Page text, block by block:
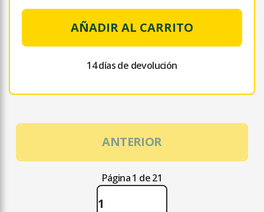
AÑADIR AL CARRITO
14 días de devolución
ANTERIOR
Página 1 de 21